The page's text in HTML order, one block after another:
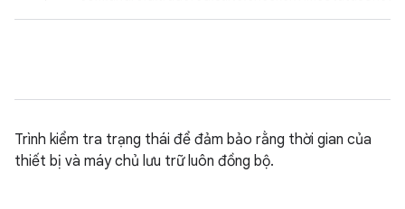
Trình kiểm tra trạng thái để đảm bảo rằng thời gian của
thiết bị và máy chủ lưu trữ luôn đồng bộ.